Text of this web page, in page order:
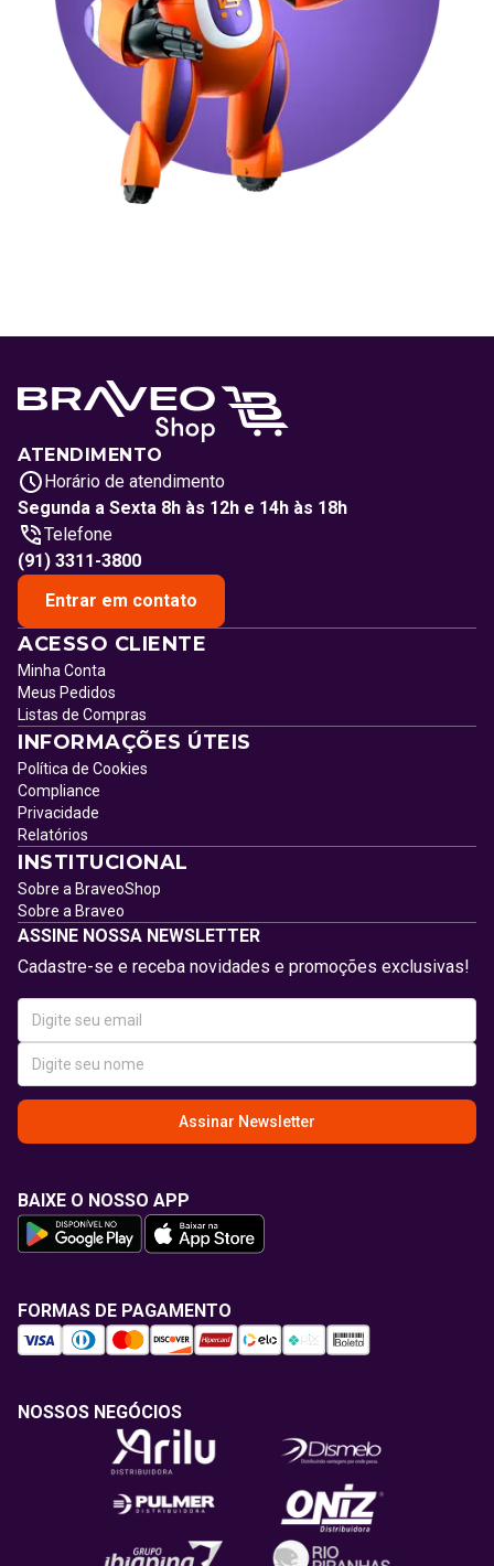
ATENDIMENTO
Horário de atendimento
Segunda a Sexta 8h às 12h e 14h às 18h
Telefone
(91) 3311-3800
Entrar em contato
ACESSO CLIENTE
Minha Conta
Meus Pedidos
Listas de Compras
INFORMAÇÕES ÚTEIS
Política de Cookies
Compliance
Privacidade
Relatórios
INSTITUCIONAL
Sobre a BraveoShop
Sobre a Braveo
ASSINE NOSSA NEWSLETTER
Cadastre-se e receba novidades e promoções exclusivas!
Assinar Newsletter
BAIXE O NOSSO APP
FORMAS DE PAGAMENTO
NOSSOS NEGÓCIOS